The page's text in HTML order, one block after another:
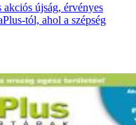
újság, érvényes
tól, ahol a szépség